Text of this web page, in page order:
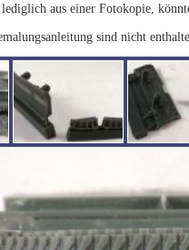
aus einer Fotokopie,
sind nicht